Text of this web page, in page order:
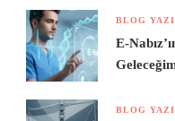
BLOG
E-
BLOG